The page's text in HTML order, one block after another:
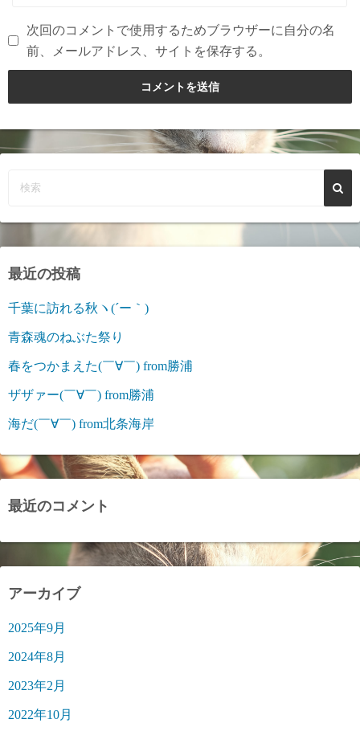
次回のコメントで使用するためブラウザーに自分の名
前、メールアドレス、サイトを保存する。
最近の投稿
千葉に訪れる秋ヽ(´ー｀)
青森魂のねぶた祭り
春をつかまえた(￣∀￣) from勝浦
ザザァー(￣∀￣) from勝浦
海だ(￣∀￣) from北条海岸
最近のコメント
アーカイブ
2025年9月
2024年8月
2023年2月
2022年10月